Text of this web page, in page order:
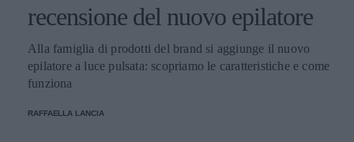
recensione del nuovo epilatore
Alla famiglia di prodotti del brand si aggiunge il nuovo
epilatore a luce pulsata: scopriamo le caratteristiche e come
funziona
RAFFAELLA LANCIA